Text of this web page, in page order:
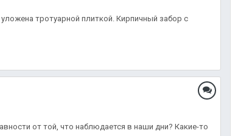
тротуарной плиткой. Кирпичный забор с
от той, что наблюдается в наши дни? Какие-то